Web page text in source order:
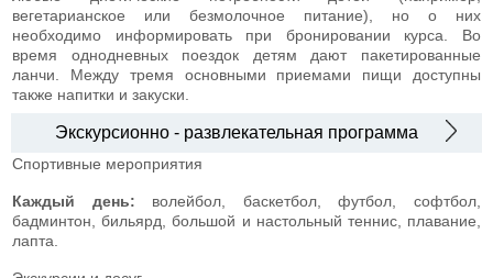
вегетарианское или безмолочное питание), но о них
необходимо информировать при бронировании курса. Во
время однодневных поездок детям дают пакетированные
ланчи. Между тремя основными приемами пищи доступны
также напитки и закуски.
Экскурсионно - развлекательная программа
Спортивные мероприятия
Каждый день: волейбол, баскетбол, футбол, софтбол,
бадминтон, бильярд, большой и настольный теннис, плавание,
лапта.